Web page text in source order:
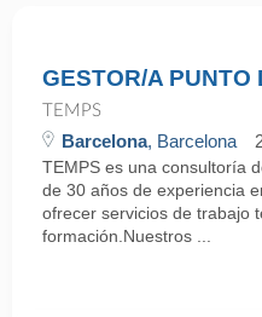
GESTOR/A PUNTO
TEMPS
Barcelona, Barcelona
TEMPS es una consultoría
de 30 años de experiencia
ofrecer servicios de trabajo
formación.Nuestros ...